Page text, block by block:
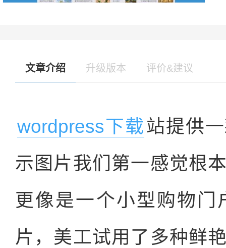
文章介绍 升级版本 评价&建议
wordpress下载站提供
示图片我们第一感觉根
更像是一个小型购物
片，美工试用了多种鲜